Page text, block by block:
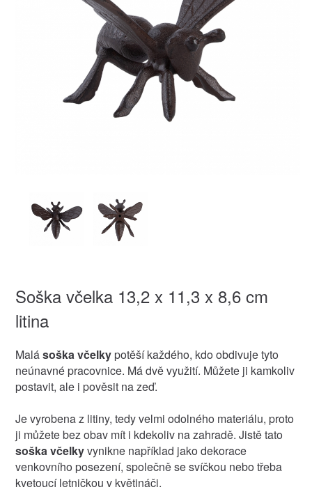
Soška včelka 13,2 x 11,3 x 8,6 cm
litina
Malásoška včelkypotěší každého, kdo obdivuje tyto
neúnavné pracovnice. Má dvě využití. Můžete ji kamkoliv
postavit, ale i pověsit na zeď.
Je vyrobena z litiny, tedy velmi odolného materiálu, proto
ji můžete bez obav mít i kdekoliv na zahradě. Jistě tato
soška včelkyvynikne například jako dekorace
venkovního posezení, společně se svíčkou nebo třeba
kvetoucí letničkou v květináči.